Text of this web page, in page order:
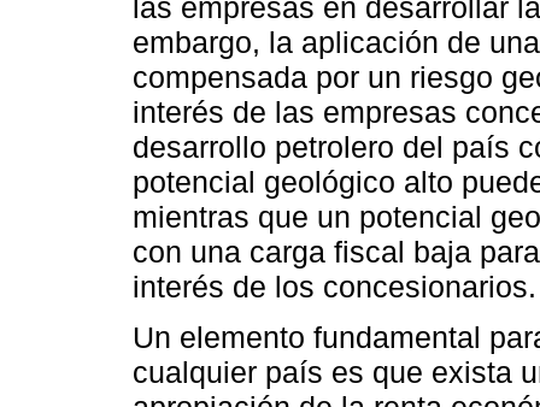
las empresas en desarrollar
embargo, la aplicación de
compensada por un riesgo
interés de las empresas
desarrollo petrolero del país
potencial geológico alto
mientras que un potencial
con una carga fiscal baja
interés de los concesionarios.
Un elemento fundamental
cualquier país es que exista